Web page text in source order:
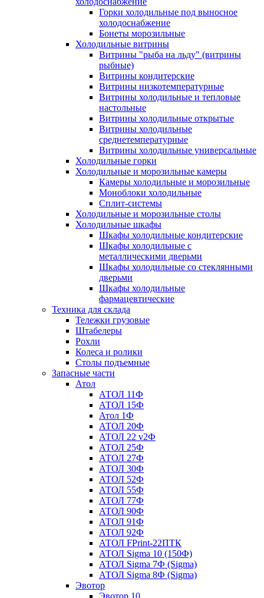
Горки холодильные под выносное
холодоснабжение
Бонеты морозильные
Холодильные витрины
Витрины "рыба на льду" (витрины
рыбные)
Витрины кондитерские
Витрины низкотемпературные
Витрины холодильные и тепловые
настольные
Витрины холодильные открытые
Витрины холодильные
среднетемпературные
Витрины холодильные универсальные
Холодильные горки
Холодильные и морозильные камеры
Камеры холодильные и морозильные
Моноблоки холодильные
Сплит-системы
Холодильные и морозильные столы
Холодильные шкафы
Шкафы холодильные кондитерские
Шкафы холодильные с
металлическими дверьми
Шкафы холодильные со стеклянными
дверьми
Шкафы холодильные
фармацевтические
Техника для склада
Тележки грузовые
Штабелеры
Рохли
Колеса и ролики
Столы подъемные
Запасные части
Атол
АТОЛ 11Ф
АТОЛ 15Ф
Атол 1Ф
АТОЛ 20Ф
АТОЛ 22 v2Ф
АТОЛ 25Ф
АТОЛ 27Ф
АТОЛ 30Ф
АТОЛ 52Ф
АТОЛ 55Ф
АТОЛ 77Ф
АТОЛ 90Ф
АТОЛ 91Ф
АТОЛ 92Ф
АТОЛ FPrint-22ПТК
АТОЛ Sigma 10 (150Ф)
АТОЛ Sigma 7Ф (Sigma)
АТОЛ Sigma 8Ф (Sigma)
Эвотор
Эвотор 10